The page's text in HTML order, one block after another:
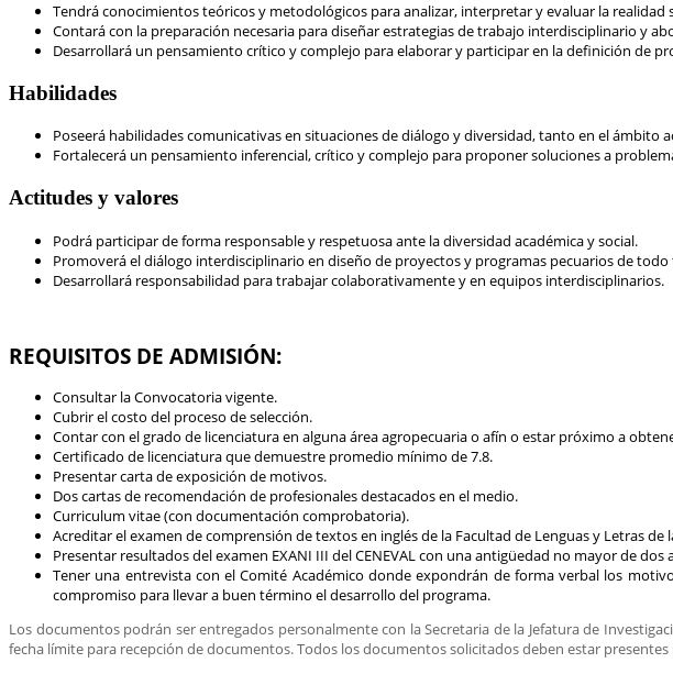
Tendrá conocimientos teóricos y metodológicos para analizar, interpretar y evaluar la
Contará con la preparación necesaria para diseñar estrategias de trabajo interdisciplinario y
Desarrollará un pensamiento crítico y complejo para elaborar y participar en la definición de
Habilidades
Poseerá habilidades comunicativas en situaciones de diálogo y diversidad, tanto en el ámbito
Fortalecerá un pensamiento inferencial, crítico y complejo para proponer soluciones a
Actitudes y valores
Podrá participar de forma responsable y respetuosa ante la diversidad académica y social.
Promoverá el diálogo interdisciplinario en diseño de proyectos y programas pecuarios de
Desarrollará responsabilidad para trabajar colaborativamente y en equipos interdisciplinarios.
REQUISITOS DE ADMISIÓN:
Consultar la Convocatoria vigente.
Cubrir el costo del proceso de selección.
Contar con el grado de licenciatura en alguna área agropecuaria o afín o estar próximo a
Certificado de licenciatura que demuestre promedio mínimo de 7.8.
Presentar carta de exposición de motivos.
Dos cartas de recomendación de profesionales destacados en el medio.
Curriculum vitae (con documentación comprobatoria).
Acreditar el examen de comprensión de textos en inglés de la Facultad de Lenguas y Letras de
Presentar resultados del examen EXANI III del CENEVAL con una antigüedad no mayor de dos
Tener una entrevista con el Comité Académico donde expondrán de forma verbal los
compromiso para llevar a buen término el desarrollo del programa.
Los documentos podrán ser entregados personalmente con la Secretaria de la Jefatura de
fecha límite para recepción de documentos. Todos los documentos solicitados deben estar